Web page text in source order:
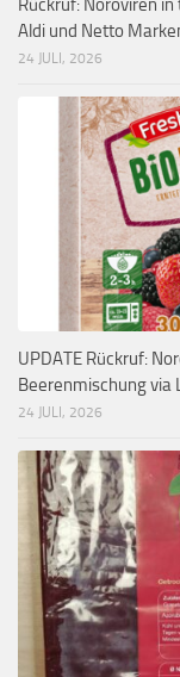
Aldi und Netto
24 JULI, 2026
UPDATE Rückruf:
Beerenmischung via
24 JULI, 2026